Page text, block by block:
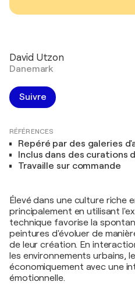
David Utzon
Danemark
Suivre
RÉFÉRENCES
Repéré par des galeries
Inclus dans des curations
Travaille sur commande
Élevé dans une culture riche
principalement en utilisant
technique favorise la
peintures d'évoluer de
de leur création. En
les environnements urbains,
économiquement avec une
émotionnelle.